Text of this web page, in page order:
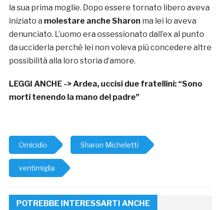
la sua prima moglie. Dopo essere tornato libero aveva
iniziato a molestare anche Sharon ma lei lo aveva
denunciato. L’uomo era ossessionato dall’ex al punto
da ucciderla perché lei non voleva più concedere altre
possibilità alla loro storia d’amore.
LEGGI ANCHE ->Ardea, uccisi due fratellini: “Sono
morti tenendo la mano del padre”
Omicidio Sharon Micheletti
ventimiglia
POTREBBE INTERESSARTI ANCHE